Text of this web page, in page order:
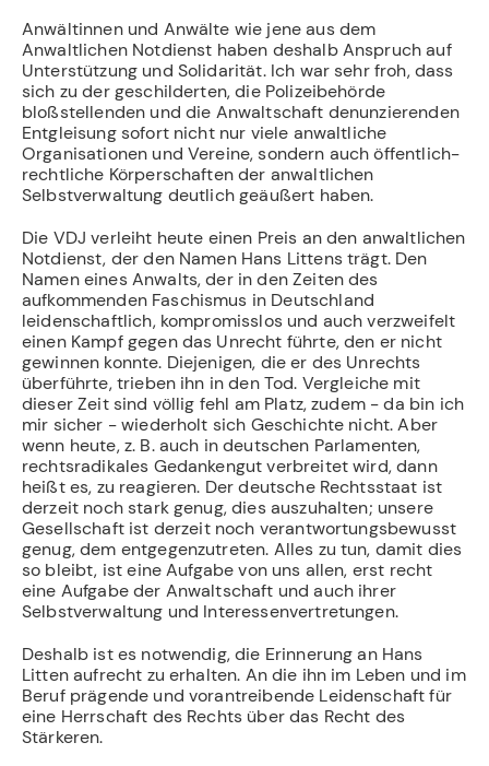
Anwältinnen und Anwälte wie jene aus dem
Anwaltlichen Notdienst haben deshalb Anspruch auf
Unterstützung und Solidarität. Ich war sehr froh, dass
sich zu der geschilderten, die Polizeibehörde
bloßstellenden und die Anwaltschaft denunzierenden
Entgleisung sofort nicht nur viele anwaltliche
Organisationen und Vereine, sondern auch öffentlich-
rechtliche Körperschaften der anwaltlichen
Selbstverwaltung deutlich geäußert haben.
Die VDJ verleiht heute einen Preis an den anwaltlichen
Notdienst, der den Namen Hans Littens trägt. Den
Namen eines Anwalts, der in den Zeiten des
aufkommenden Faschismus in Deutschland
leidenschaftlich, kompromisslos und auch verzweifelt
einen Kampf gegen das Unrecht führte, den er nicht
gewinnen konnte. Diejenigen, die er des Unrechts
überführte, trieben ihn in den Tod. Vergleiche mit
dieser Zeit sind völlig fehl am Platz, zudem - da bin ich
mir sicher - wiederholt sich Geschichte nicht. Aber
wenn heute, z. B. auch in deutschen Parlamenten,
rechtsradikales Gedankengut verbreitet wird, dann
heißt es, zu reagieren. Der deutsche Rechtsstaat ist
derzeit noch stark genug, dies auszuhalten; unsere
Gesellschaft ist derzeit noch verantwortungsbewusst
genug, dem entgegenzutreten. Alles zu tun, damit dies
so bleibt, ist eine Aufgabe von uns allen, erst recht
eine Aufgabe der Anwaltschaft und auch ihrer
Selbstverwaltung und Interessenvertretungen.
Deshalb ist es notwendig, die Erinnerung an Hans
Litten aufrecht zu erhalten. An die ihn im Leben und im
Beruf prägende und vorantreibende Leidenschaft für
eine Herrschaft des Rechts über das Recht des
Stärkeren.